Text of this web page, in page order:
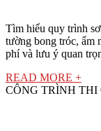
Tìm hiểu quy trình
tường bong tróc, ẩm
phí và lưu ý quan
READ MORE +
CÔNG TRÌNH THI